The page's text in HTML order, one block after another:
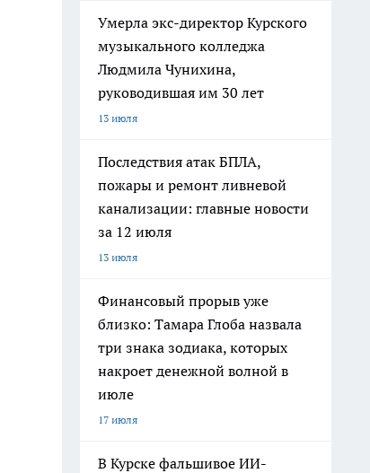
Умерла экс-директор Курского
музыкального колледжа
Людмила Чунихина,
руководившая им 30 лет
13 июля
Последствия атак БПЛА,
пожары и ремонт ливневой
канализации: главные новости
за 12 июля
13 июля
Финансовый прорыв уже
близко: Тамара Глоба назвала
три знака зодиака, которых
накроет денежной волной в
июле
17 июля
В Курске фальшивое ИИ-